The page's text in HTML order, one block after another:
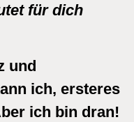
für dich
und
ich, ersteres
ich bin dran!